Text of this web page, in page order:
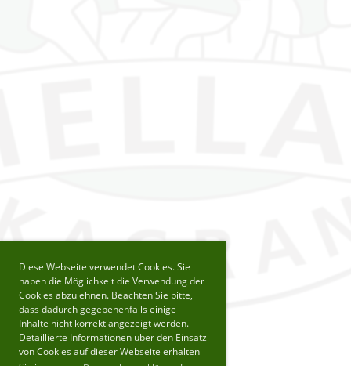
Diese Webseite verwendet Cookies. Sie
haben die Möglichkeit die Verwendung der
Cookies abzulehnen. Beachten Sie bitte,
dass dadurch gegebenenfalls einige
Inhalte nicht korrekt angezeigt werden.
Detaillierte Informationen über den Einsatz
von Cookies auf dieser Webseite erhalten